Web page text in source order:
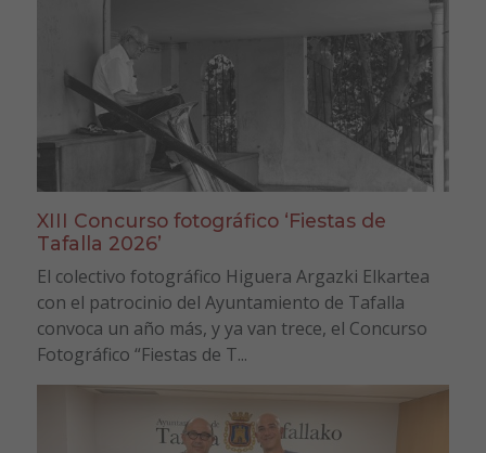
XIII Concurso fotográfico ‘Fiestas de
Tafalla 2026’
El colectivo fotográfico Higuera Argazki Elkartea
con el patrocinio del Ayuntamiento de Tafalla
convoca un año más, y ya van trece, el Concurso
Fotográfico “Fiestas de T...